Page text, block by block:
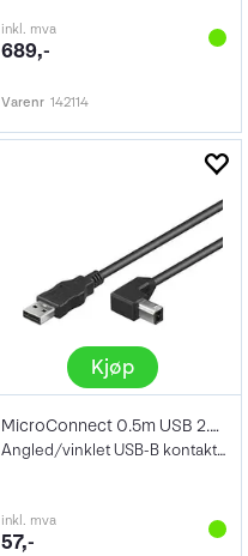
inkl. mva
689,-
Varenr 142114
Kjøp
MicroConnect 0.5m USB 2.0 Type A to B
Angled/vinklet USB-B kontakt 50cm
inkl. mva
57,-